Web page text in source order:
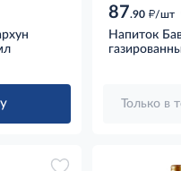
87.90 д/шт
Напиток
Только в